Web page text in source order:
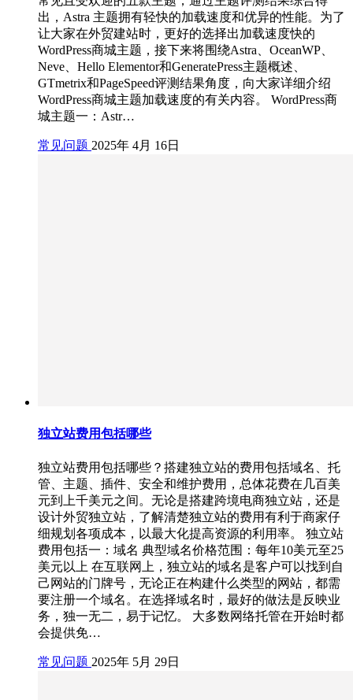
出，Astra 主题拥有轻快的加载速度和优异的性能。为了
让大家在外贸建站时，更好的选择出加载速度快的
WordPress商城主题，接下来将围绕Astra、OceanWP、
Neve、Hello Elementor和GeneratePress主题概述、
GTmetrix和PageSpeed评测结果角度，向大家详细介绍
WordPress商城主题加载速度的有关内容。 WordPress商
城主题一：Astr…
常见问题 2025年 4月 16日
独立站费用包括哪些
独立站费用包括哪些？搭建独立站的费用包括域名、托
管、主题、插件、安全和维护费用，总体花费在几百美
元到上千美元之间。无论是搭建跨境电商独立站，还是
设计外贸独立站，了解清楚独立站的费用有利于商家仔
细规划各项成本，以最大化提高资源的利用率。 独立站
费用包括一：域名 典型域名价格范围：每年10美元至25
美元以上 在互联网上，独立站的域名是客户可以找到自
己网站的门牌号，无论正在构建什么类型的网站，都需
要注册一个域名。在选择域名时，最好的做法是反映业
务，独一无二，易于记忆。 大多数网络托管在开始时都
会提供免…
常见问题 2025年 5月 29日